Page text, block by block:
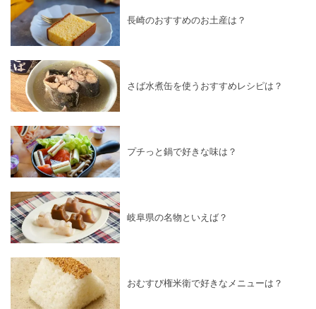
長崎のおすすめのお土産は？
さば水煮缶を使うおすすめレシピは？
プチっと鍋で好きな味は？
岐阜県の名物といえば？
おむすび権米衛で好きなメニューは？